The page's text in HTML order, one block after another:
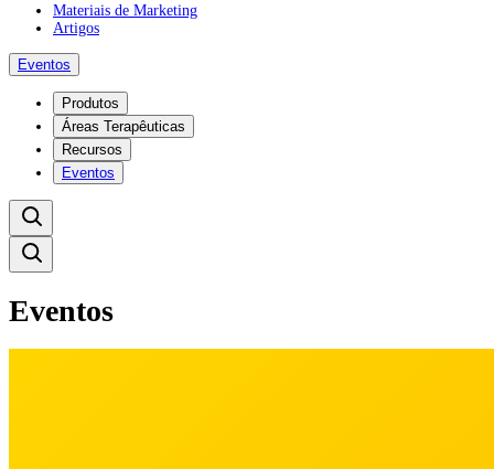
Materiais de Marketing
Artigos
Eventos
Produtos
Áreas Terapêuticas
Recursos
Eventos
Eventos